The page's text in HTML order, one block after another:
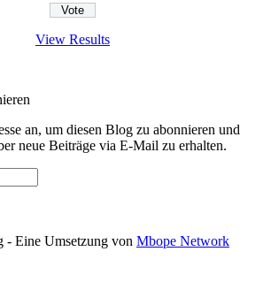
View Results
an, um diesen Blog zu abonnieren und
neue Beiträge via E-Mail zu erhalten.
Eine Umsetzung von Mbope Network